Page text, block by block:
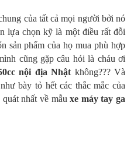
của tất cả mọi người bởi nó
lựa chọn kỹ là một điều rất đỗi
sản phẩm của họ mua phù hợp
cũng gặp câu hỏi là cháu ơi
nội địa Nhật không??? Và
bày tỏ hết các thắc mắc của
quát nhất về mẫuxe máy tay ga